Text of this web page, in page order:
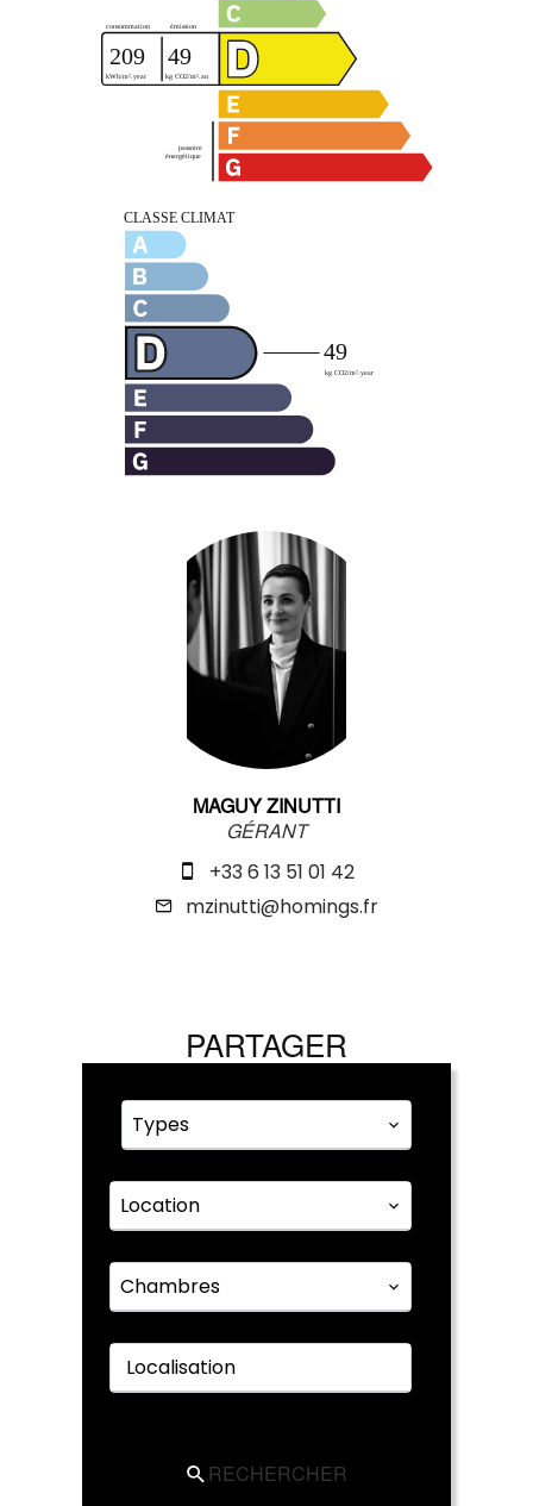
MAGUY ZINUTTI
GÉRANT
+33 6 13 51 01 42
mzinutti@homings.fr
PARTAGER
Types
Location
Chambres
Localisation
RECHERCHER